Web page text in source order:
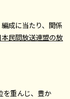
成に当たり、関係
本民間放送連盟の放
を重んじ、豊か